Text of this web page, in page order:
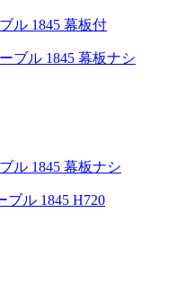
ル 1845 幕板付
ル 1845 幕板ナシ